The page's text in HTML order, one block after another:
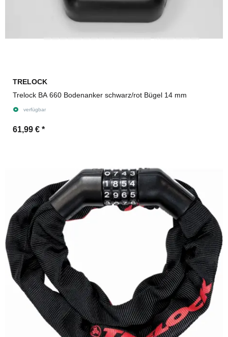
TRELOCK
Trelock BA 660 Bodenanker schwarz/rot Bügel 14 mm
verfügbar
61,99 € *